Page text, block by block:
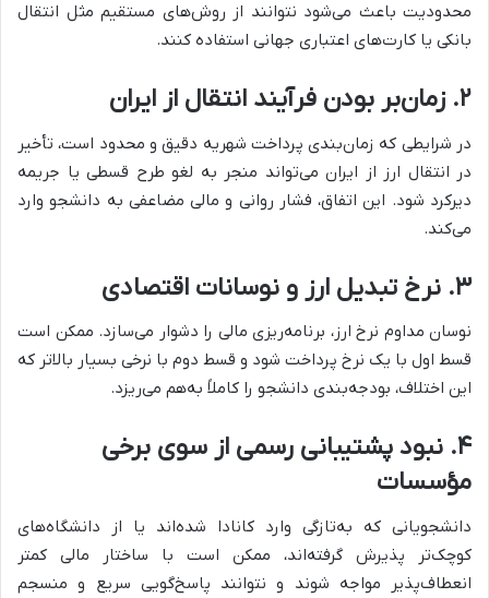
محدودیت باعث می‌شود نتوانند از روش‌های مستقیم مثل انتقال
بانکی یا کارت‌های اعتباری جهانی استفاده کنند.
۲. زمان‌بر بودن فرآیند انتقال از ایران
در شرایطی که زمان‌بندی پرداخت شهریه دقیق و محدود است، تأخیر
در انتقال ارز از ایران می‌تواند منجر به لغو طرح قسطی یا جریمه
دیرکرد شود. این اتفاق، فشار روانی و مالی مضاعفی به دانشجو وارد
می‌کند.
۳. نرخ تبدیل ارز و نوسانات اقتصادی
نوسان مداوم نرخ ارز، برنامه‌ریزی مالی را دشوار می‌سازد. ممکن است
قسط اول با یک نرخ پرداخت شود و قسط دوم با نرخی بسیار بالاتر که
این اختلاف، بودجه‌بندی دانشجو را کاملاً به‌هم می‌ریزد.
۴. نبود پشتیبانی رسمی از سوی برخی
مؤسسات
دانشجویانی که به‌تازگی وارد کانادا شده‌اند یا از دانشگاه‌های
کوچک‌تر پذیرش گرفته‌اند، ممکن است با ساختار مالی کمتر
انعطاف‌پذیر مواجه شوند و نتوانند پاسخ‌گویی سریع و منسجم